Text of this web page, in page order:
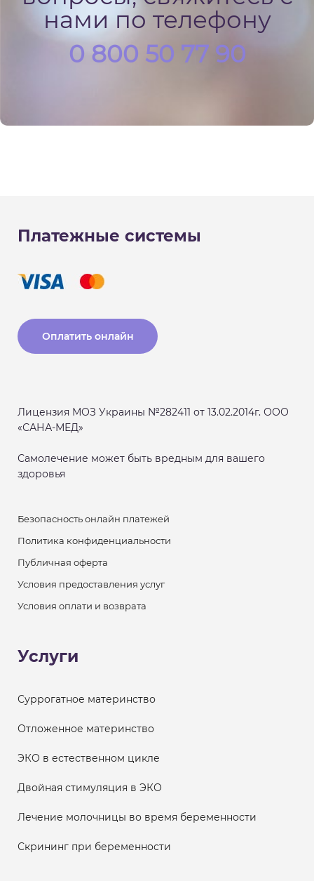
нами по телефону
0 800 50 77 90
Платежные системы
Оплатить онлайн
Лицензия МОЗ Украины №282411 от 13.02.2014г. ООО
«САНА-МЕД»
Самолечение может быть вредным для вашего
здоровья
Безопасность онлайн платежей
Политика конфиденциальности
Публичная оферта
Условия предоставления услуг
Условия оплати и возврата
Услуги
Суррогатное материнство
Отложенное материнство
ЭКО в естественном цикле
Двойная стимуляция в ЭКО
Лечение молочницы во время беременности
Скрининг при беременности